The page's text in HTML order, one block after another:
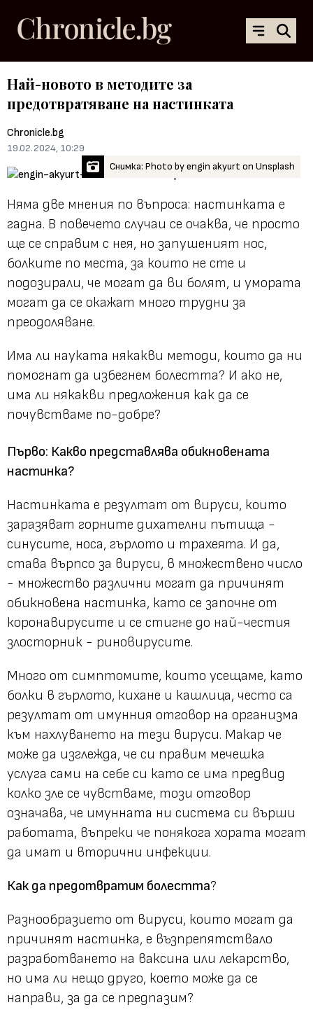
Най-новото в методите за
предотвратяване на настинката
Chronicle.bg
19.02.2024, 10:29
Снимка: Photo by engin akyurt on Unsplash
Няма две мнения по въпроса: настинката е
гадна. В повечето случаи се очаква, че просто
ще се справим с нея, но запушеният нос,
болките по места, за които не сте и
подозирали, че могат да ви болят, и умората
могат да се окажат много трудни за
преодоляване.
Има ли науката някакви методи, които да ни
помогнат да избегнем болестта? И ако не,
има ли някакви предложения как да се
почувстваме по-добре?
Първо: Какво представлява обикновената
настинка?
Настинката е резултат от вируси, които
заразяват горните дихателни пътища -
синусите, носа, гърлото и трахеята. И да,
става върпсо за вируси, в множествено число
- множество различни могат да причинят
обикновена настинка, като се започне от
коронавирусите и се стигне до най-честия
злосторник - риновирусите.
Много от симптомите, които усещаме, като
болки в гърлото, кихане и кашлица, често са
резултат от имунния отговор на организма
към нахлуването на тези вируси. Макар че
може да изглежда, че си правим мечешка
услуга сами на себе си като се има предвид
колко зле се чувстваме, този отговор
означава, че имунната ни система си върши
работата, въпреки че понякога хората могат
да имат и вторични инфекции.
Как да предотвратим болестта?
Разнообразието от вируси, които могат да
причинят настинка, е възпрепятствало
разработването на ваксина или лекарство,
но има ли нещо друго, което може да се
направи, за да се предпазим?